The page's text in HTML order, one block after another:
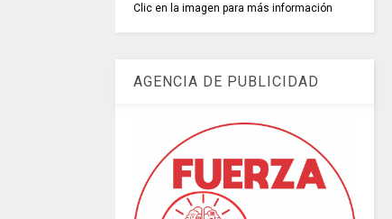
Clic en la imagen para más información
AGENCIA DE PUBLICIDAD